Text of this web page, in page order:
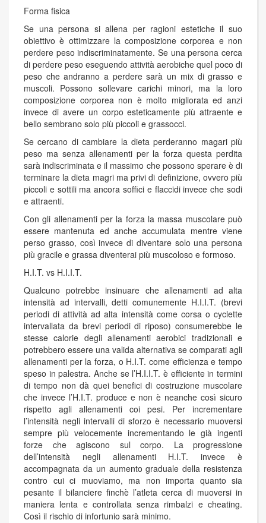
Forma fisica
Se una persona si allena per ragioni estetiche il suo
obiettivo è ottimizzare la composizione corporea e non
perdere peso indiscriminatamente. Se una persona cerca
di perdere peso eseguendo attività aerobiche quel poco di
peso che andranno a perdere sarà un mix di grasso e
muscoli. Possono sollevare carichi minori, ma la loro
composizione corporea non è molto migliorata ed anzi
invece di avere un corpo esteticamente più attraente e
bello sembrano solo più piccoli e grassocci.
Se cercano di cambiare la dieta perderanno magari più
peso ma senza allenamenti per la forza questa perdita
sarà indiscriminata e il massimo che possono sperare è di
terminare la dieta magri ma privi di definizione, ovvero più
piccoli e sottili ma ancora soffici e flaccidi invece che sodi
e attraenti.
Con gli allenamenti per la forza la massa muscolare può
essere mantenuta ed anche accumulata mentre viene
perso grasso, così invece di diventare solo una persona
più gracile e grassa diventerai più muscoloso e formoso.
H.I.T. vs H.I.I.T.
Qualcuno potrebbe insinuare che allenamenti ad alta
intensità ad intervalli, detti comunemente H.I.I.T. (brevi
periodi di attività ad alta intensità come corsa o cyclette
intervallata da brevi periodi di riposo) consumerebbe le
stesse calorie degli allenamenti aerobici tradizionali e
potrebbero essere una valida alternativa se comparati agli
allenamenti per la forza, o H.I.T. come efficienza e tempo
speso in palestra. Anche se l’H.I.I.T. è efficiente in termini
di tempo non dà quei benefici di costruzione muscolare
che invece l’H.I.T. produce e non è neanche così sicuro
rispetto agli allenamenti coi pesi. Per incrementare
l’intensità negli intervalli di sforzo è necessario muoversi
sempre più velocemente incrementando le già ingenti
forze che agiscono sul corpo. La progressione
dell’intensità negli allenamenti H.I.T. invece è
accompagnata da un aumento graduale della resistenza
contro cui ci muoviamo, ma non importa quanto sia
pesante il bilanciere finchè l’atleta cerca di muoversi in
maniera lenta e controllata senza rimbalzi e cheating.
Così il rischio di infortunio sarà minimo.